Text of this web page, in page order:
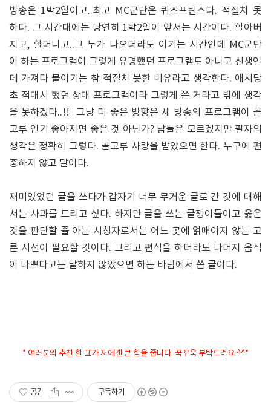
방송은 1박2일이고..최고 MC군단은 퀴즈프린스다. 적절치 못
하다. 그 시간대에는 당연히 1박2일이 앞서는 시간이다. 할아버
지고, 할머니고..그 누가 나오더라도 이기는 시간인데 MC군단
이 하는 프로그램이 그렇게 유명했던 프로그램도 아니고 신생인
데 가져다 붙이기는 참 적절치 못한 비유라고 생각한다. 애시당
초 적대시 했던 상대 프로그램이라 그렇게 쓴 거라고 밖에 생각
을 못하겠다..!! 그냥 더 좋은 방향은 세 방송의 프로그램이 골
고루 인기 좋아지면 좋은 것 아닌가? 남들은 모르겠지만 필자의
생각은 정확히 그렇다. 골고루 사랑을 받았으면 한다. 누구에 편
중하지 않고 말이다.
재미있었던 글을 쓰다가 갑자기 너무 무거운 글로 간 것에 대해
서는 사과를 드리고 싶다. 하지만 글을 쓰는 글쟁이들이고 옳은
것을 판단할 줄 아는 시청자로서는 어느 곳에 얽매이지 않는 고
른 시선이 필요할 것이다. 그리고 편식을 하더라도 나머지 음식
이 나쁘다고는 말하지 않았으면 하는 바람에서 쓴 글이다.
* 여러분의 추천 한 표가 저에겐 큰 힘을 줍니다. 꾹꾸욱 부탁드려요 ^^*
공감 구독하기